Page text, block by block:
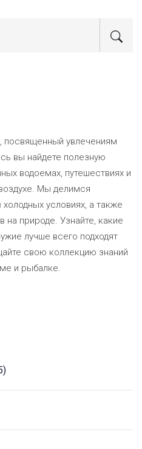
посвященный увлечениям
вы найдете полезную
водоемах, путешествиях и
Мы делимся
условиях, а также
на природе. Узнайте, какие
лучше всего подходят
свою коллекцию знаний
и рыбалке.